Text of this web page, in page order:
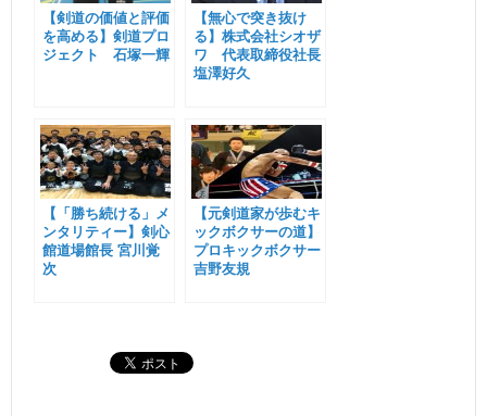
【剣道の価値と評価
を高める】剣道プロ
ジェクト 石塚一輝
【無心で突き抜け
る】株式会社シオザ
ワ 代表取締役社長
塩澤好久
【「勝ち続ける」メ
ンタリティー】剣心
館道場館長 宮川覚
次
【元剣道家が歩むキ
ックボクサーの道】
プロキックボクサー
吉野友規